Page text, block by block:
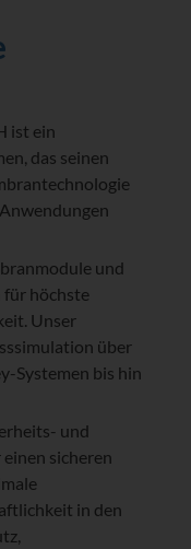
ist ein
das seinen
und
für höchste
Unser
über
Systemen bis hin
und
sicheren
in den